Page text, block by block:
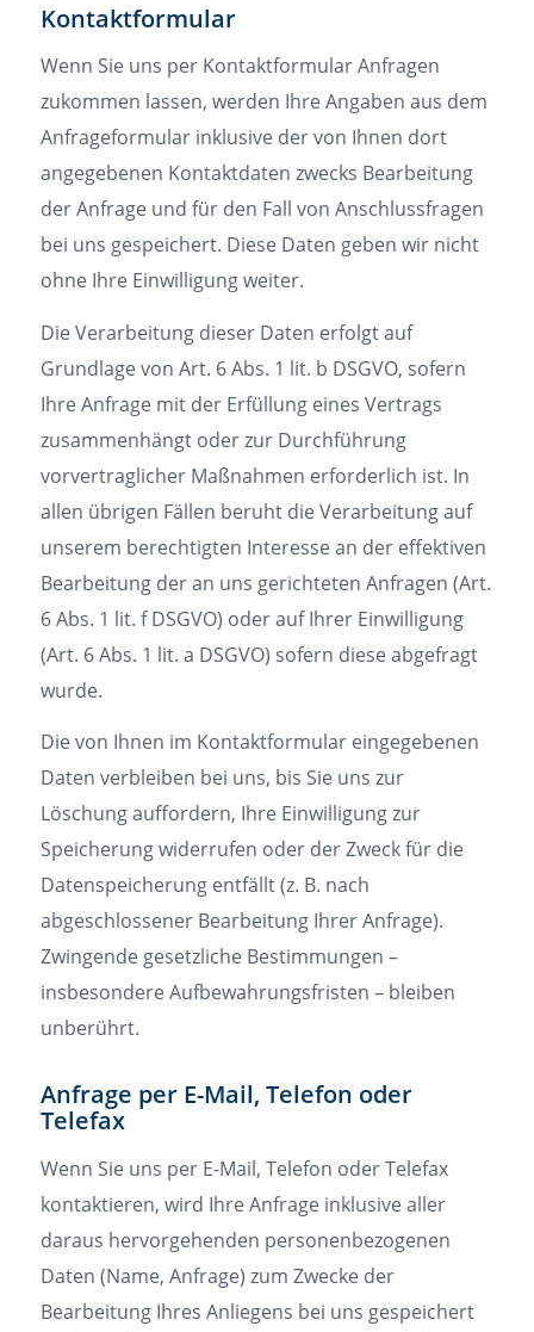
Kontaktformular
Wenn Sie uns per Kontaktformular Anfragen
zukommen lassen, werden Ihre Angaben aus dem
Anfrageformular inklusive der von Ihnen dort
angegebenen Kontaktdaten zwecks Bearbeitung
der Anfrage und für den Fall von Anschlussfragen
bei uns gespeichert. Diese Daten geben wir nicht
ohne Ihre Einwilligung weiter.
Die Verarbeitung dieser Daten erfolgt auf
Grundlage von Art. 6 Abs. 1 lit. b DSGVO, sofern
Ihre Anfrage mit der Erfüllung eines Vertrags
zusammenhängt oder zur Durchführung
vorvertraglicher Maßnahmen erforderlich ist. In
allen übrigen Fällen beruht die Verarbeitung auf
unserem berechtigten Interesse an der effektiven
Bearbeitung der an uns gerichteten Anfragen (Art.
6 Abs. 1 lit. f DSGVO) oder auf Ihrer Einwilligung
(Art. 6 Abs. 1 lit. a DSGVO) sofern diese abgefragt
wurde.
Die von Ihnen im Kontaktformular eingegebenen
Daten verbleiben bei uns, bis Sie uns zur
Löschung auffordern, Ihre Einwilligung zur
Speicherung widerrufen oder der Zweck für die
Datenspeicherung entfällt (z. B. nach
abgeschlossener Bearbeitung Ihrer Anfrage).
Zwingende gesetzliche Bestimmungen –
insbesondere Aufbewahrungsfristen – bleiben
unberührt.
Anfrage per E-Mail, Telefon oder
Telefax
Wenn Sie uns per E-Mail, Telefon oder Telefax
kontaktieren, wird Ihre Anfrage inklusive aller
daraus hervorgehenden personenbezogenen
Daten (Name, Anfrage) zum Zwecke der
Bearbeitung Ihres Anliegens bei uns gespeichert